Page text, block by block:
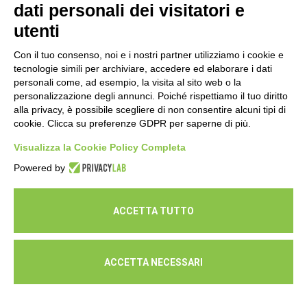
16 Luglio 2026
© Cooperativa L'Ovile. Iscr.Reg.Imp.R.E. e P.IVA 01541120356 -
dati personali dei visitatori e
utenti
Con il tuo consenso, noi e i nostri partner utilizziamo i cookie e
tecnologie simili per archiviare, accedere ed elaborare i dati
personali come, ad esempio, la visita al sito web o la
personalizzazione degli annunci. Poiché rispettiamo il tuo diritto
alla privacy, è possibile scegliere di non consentire alcuni tipi di
cookie. Clicca su preferenze GDPR per saperne di più.
Visualizza la Cookie Policy Completa
Powered by
ACCETTA TUTTO
ACCETTA NECESSARI